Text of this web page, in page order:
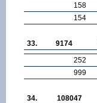
158
154
33. 9174
252
999
34. 108047